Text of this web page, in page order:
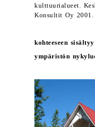
kulttuurialueet.
Konsultit Oy 2001.
kohteeseen
ympäristön